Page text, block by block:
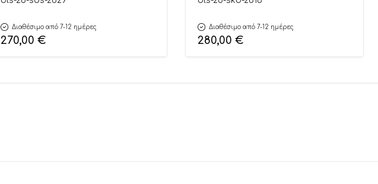
Διαθέσιμο από 7-12 ημέρες
270,00 €
Διαθέσιμο από 7-12 ημέρες
280,00 €